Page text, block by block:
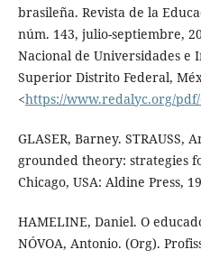
brasileña. Revista de la
núm. 143, julio-septiembre,
Nacional de Universidades e
Superior Distrito Federal,
<https://www.redalyc.org/
GLASER, Barney. STRAUSS,
grounded theory: strategies
Chicago, USA: Aldine Press,
HAMELINE, Daniel. O
NÓVOA, Antonio. (Org).